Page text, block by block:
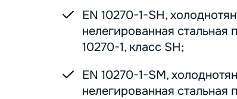
EN 10270-1-SH,
нелегированная стальная
10270-1, класс SH;
EN 10270-1-SM,
нелегированная стальная